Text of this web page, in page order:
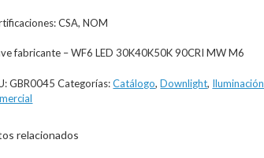
CSA, NOM
fabricante – WF6 LED 30K40K50K 90CRI MW M6
GBR0045 Categorías:Catálogo,Downlight, Iluminación
relacionados